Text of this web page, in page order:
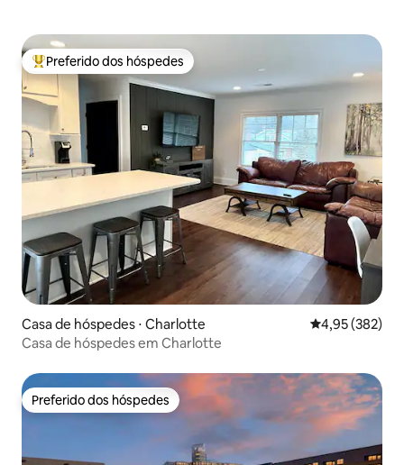
Entre os melhores preferidos dos hóspedes
Preferido dos hóspedes
Casa de hóspedes ⋅ Charlotte 4,95 de uma
4,95 (382)
Casa de hóspedes em Charlotte
Preferido dos hóspedes
Preferido dos hóspedes